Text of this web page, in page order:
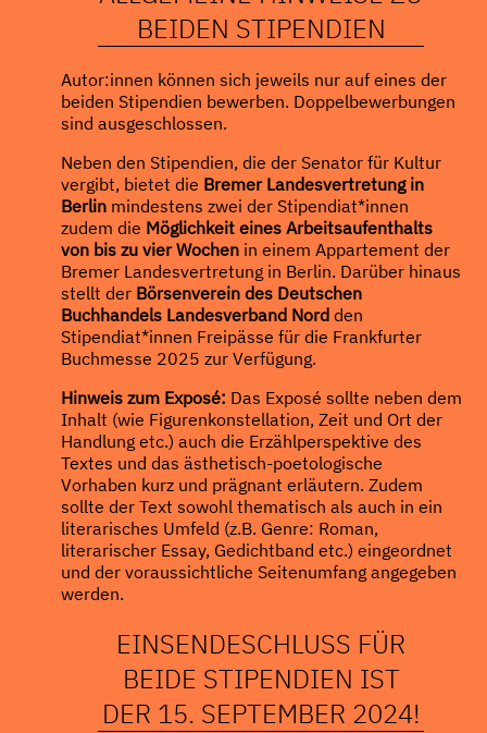
BEIDEN STIPENDIEN
Autor:innen können sich jeweils nur auf eines der
beiden Stipendien bewerben. Doppelbewerbungen
sind ausgeschlossen.
Neben den Stipendien, die der Senator für Kultur
vergibt, bietet die Bremer Landesvertretung in
Berlin mindestens zwei der Stipendiat*innen
zudem die Möglichkeit eines Arbeitsaufenthalts
von bis zu vier Wochen in einem Appartement der
Bremer Landesvertretung in Berlin. Darüber hinaus
stellt der Börsenverein des Deutschen
Buchhandels Landesverband Nord den
Stipendiat*innen Freipässe für die Frankfurter
Buchmesse 2025 zur Verfügung.
Hinweis zum Exposé: Das Exposé sollte neben dem
Inhalt (wie Figurenkonstellation, Zeit und Ort der
Handlung etc.) auch die Erzählperspektive des
Textes und das ästhetisch-poetologische
Vorhaben kurz und prägnant erläutern. Zudem
sollte der Text sowohl thematisch als auch in ein
literarisches Umfeld (z.B. Genre: Roman,
literarischer Essay, Gedichtband etc.) eingeordnet
und der voraussichtliche Seitenumfang angegeben
werden.
EINSENDESCHLUSS FÜR
BEIDE STIPENDIEN IST
DER 15. SEPTEMBER 2024!